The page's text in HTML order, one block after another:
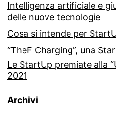
Intelligenza artificiale e
delle nuove tecnologie
Cosa si intende per
“TheF Charging”, una
Le StartUp premiate alla
2021
Archivi